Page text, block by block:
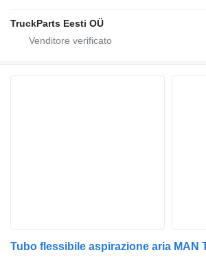
TruckParts Eesti OÜ